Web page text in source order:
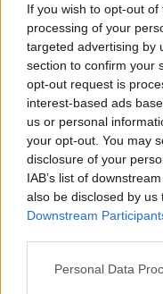
If you wish to opt-out
processing of your
targeted advertising by
section to confirm your
opt-out request is
interest-based ads
us or personal
your opt-out. You may
disclosure of your
IAB’s list of
also be disclosed by
Downstream
Personal Data
ενδιαφέρει στο
Η Εθνική
την
δανειοδότησης:
–
εκτίμησης/
– κυμαινόμενο
επιτόκιο
διατραπεζικής
ΠΕΕΚΤ) πλέον
Ν. 128/75